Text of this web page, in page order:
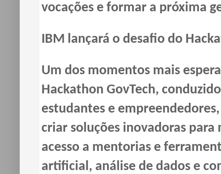
vocações e formar a próxima
IBM lançará o desafio do
Um dos momentos mais
Hackathon GovTech,
estudantes e
criar soluções inovadoras
acesso a mentorias e
artificial, análise de dados e